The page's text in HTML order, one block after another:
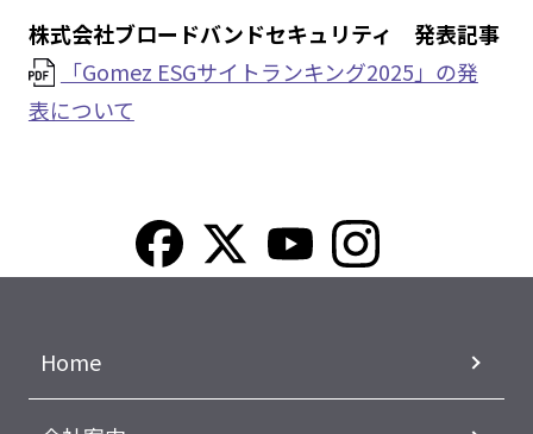
株式会社ブロードバンドセキュリティ 発表記事
「Gomez ESGサイトランキング2025」の発
表について
Home